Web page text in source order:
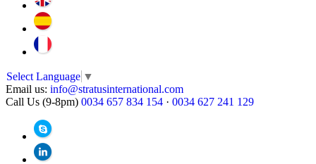
Select Language ▼
Email us: info@stratusinternational.com
Call Us (9-8pm) 0034 657 834 154 · 0034 627 241 129